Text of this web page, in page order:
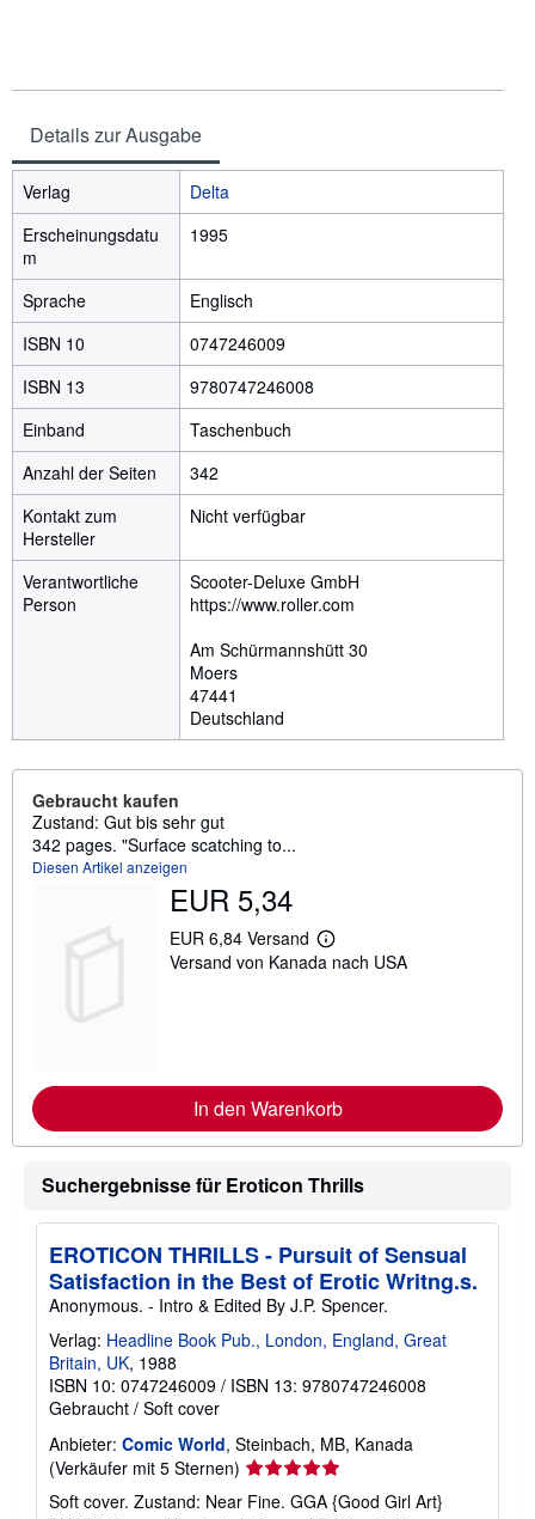
Details zur Ausgabe
Verlag
Delta
Erscheinungsdatu
m
1995
Sprache
Englisch
ISBN 10
0747246009
ISBN 13
9780747246008
Einband
Taschenbuch
Anzahl der Seiten
342
Kontakt zum
Hersteller
Nicht verfügbar
Verantwortliche
Person
Scooter-Deluxe GmbH
https://www.roller.com
Am Schürmannshütt 30
Moers
47441
Deutschland
Gebraucht kaufen
Zustand: Gut bis sehr gut
342 pages. "Surface scatching to...
Diesen Artikel anzeigen
EUR 5,34
EUR 6,84 Versand
W
e
n
f
r
a
t
n
e
n
z
V
r
s
d
k
s
Versand von Kanada nach USA
In den Warenkorb
Suchergebnisse für Eroticon Thrills
EROTICON THRILLS - Pursuit of Sensual
Satisfaction in the Best of Erotic Writng.s.
Anonymous. - Intro & Edited By J.P. Spencer.
Verlag: Headline Book Pub., London, England, Great
Britain, UK, 1988
ISBN 10: 0747246009 / ISBN 13: 9780747246008
Gebraucht / Soft cover
Anbieter: Comic World, Steinbach, MB, Kanada
(Verkäufer mit 5 Sternen) Verkäuferbewertung
5
von
Soft cover. Zustand: Near Fine. GGA {Good Girl Art}